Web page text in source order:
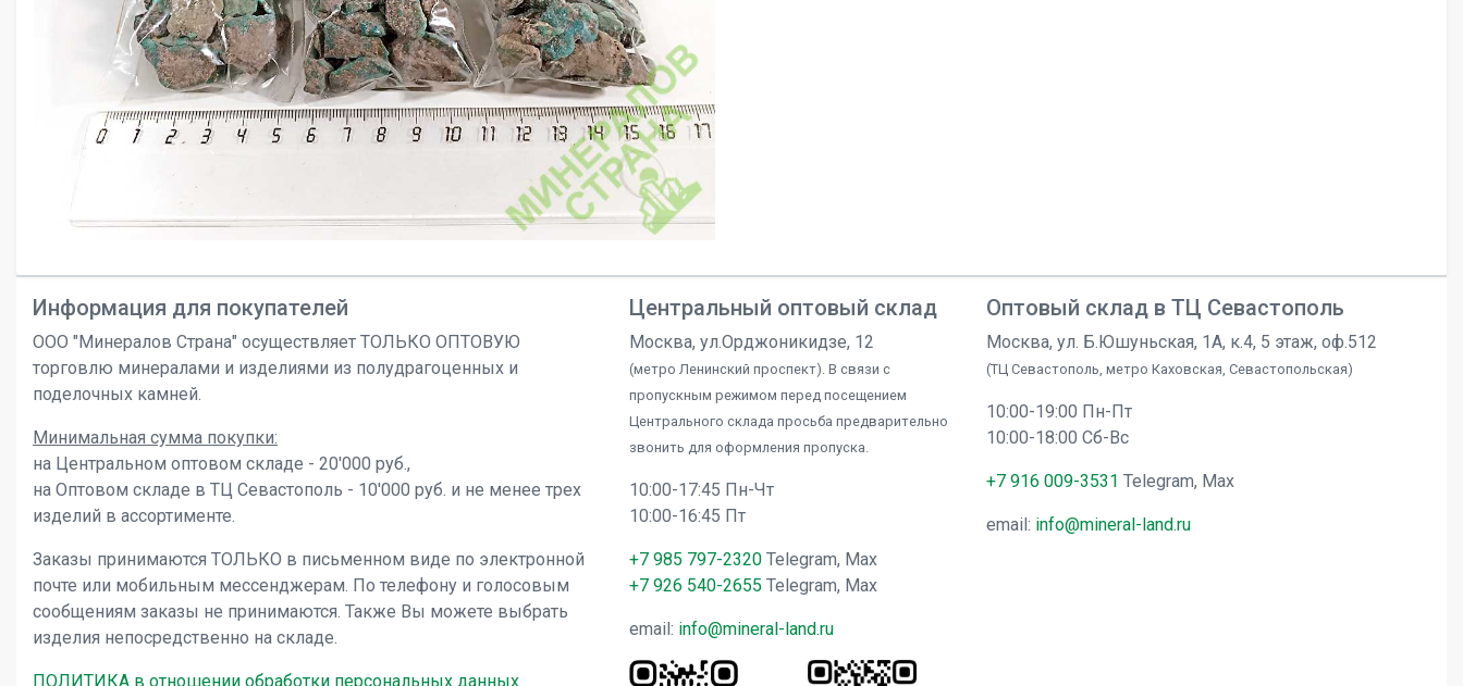
Информация для покупателей
ООО "Минералов Страна" осуществляет ТОЛЬКО ОПТОВУЮ
торговлю минералами и изделиями из полудрагоценных и
поделочных камней.
Минимальная сумма покупки:
на Центральном оптовом складе - 20'000 руб.,
на Оптовом складе в ТЦ Севастополь - 10'000 руб. и не менее трех
изделий в ассортименте.
Заказы принимаются ТОЛЬКО в письменном виде по электронной
почте или мобильным мессенджерам. По телефону и голосовым
сообщениям заказы не принимаются. Также Вы можете выбрать
изделия непосредственно на складе.
ПОЛИТИКА в отношении обработки персональных данных
Центральный оптовый склад
Москва, ул.Орджоникидзе, 12
(метро Ленинский проспект). В связи с
пропускным режимом перед посещением
Центрального склада просьба предварительно
звонить для оформления пропуска.
10:00-17:45 Пн-Чт
10:00-16:45 Пт
+7 985 797-2320Telegram, Max
+7 926 540-2655 Telegram, Max
email: info@mineral-land.ru
Оптовый склад в ТЦ Севастополь
Москва, ул. Б.Юшуньская, 1А, к.4, 5 этаж, оф.512
(ТЦ Севастополь, метро Каховская, Севастопольская)
10:00-19:00 Пн-Пт
10:00-18:00 Сб-Вс
+7 916 009-3531 Telegram, Max
email: info@mineral-land.ru